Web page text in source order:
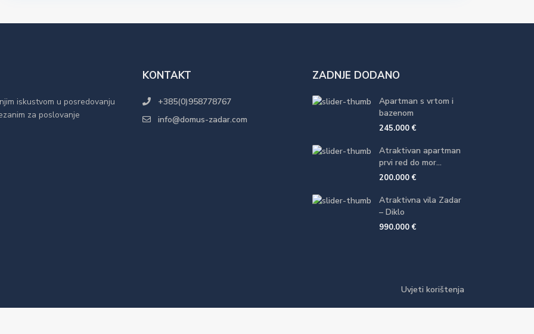
iskustvom u posredovanju
za poslovanje
KONTAKT
+385(0)958778767
info@domus-zadar.com
ZADNJE DODANO
Apartman s vrtom i
bazenom
245.000 €
Atraktivan apartman
prvi red do mor...
200.000 €
Atraktivna vila Zadar
– Diklo
990.000 €
Uvjeti korištenja